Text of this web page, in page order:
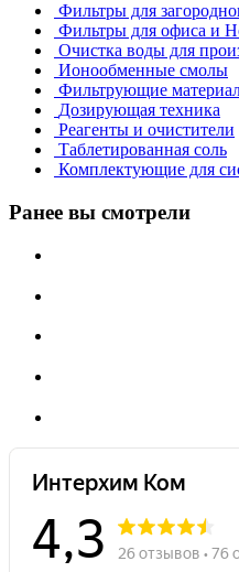
Фильтры для
Фильтры для офиса и
Очистка воды для
Ионообменные смолы
Фильтрующие
Дозирующая техника
Реагенты и очистители
Таблетированная соль
Комплектующие для
Ранее вы смотрели